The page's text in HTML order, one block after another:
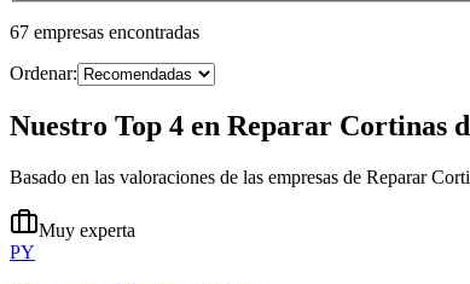
67 empresas encontradas
Ordenar:
Nuestro Top 4 en Reparar Cortinas
Basado en las valoraciones de las empresas de Reparar
Muy experta
PY